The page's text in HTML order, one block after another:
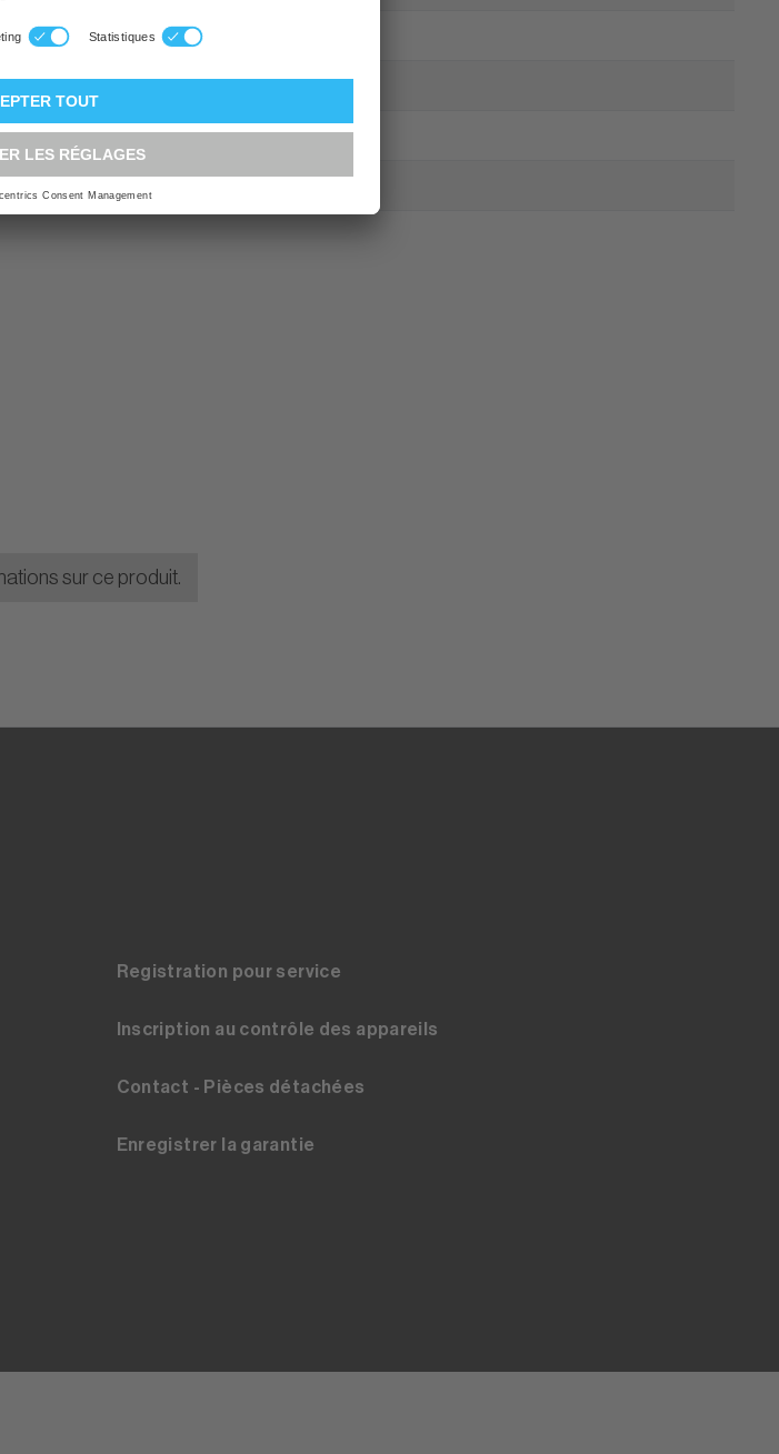
d'essorage A
sur ce produit.
Registration pour service
Inscription au contrôle des appareils
Contact - Pièces détachées
Enregistrer la garantie